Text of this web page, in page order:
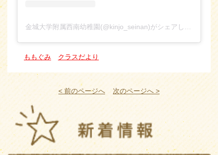
金城大学附属西南幼稚園(@kinjo_seinan)がシェアした投稿
ももぐみ クラスだより
< 前のページへ 次のページへ >